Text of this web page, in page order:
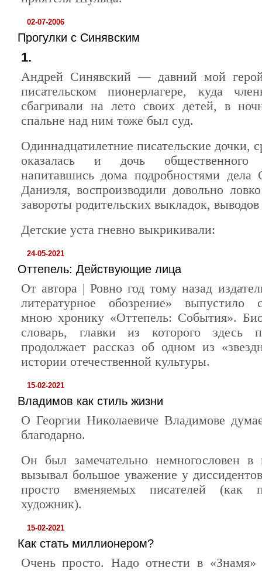
02-07-2006
Прогулки с Синявским
1.
Андрей Синявский — давний мой
писательском пионерлагере, куда
сбагривали на лето своих детей, в
спальне над ним тоже был суд.
Одиннадцатилетние писательские дочки,
оказалась и дочь общественного
напитавшись дома подробностями дела
Даниэля, воспроизводили довольно
завороты родительских выкладок,
Детские уста гневно выкрикивали:
24-05-2021
Оттепель: Действующие лица
От автора | Ровно год тому назад
литературное обозрение» выпустило
мною хронику «Оттепель: События».
словарь, главки из которого здесь
продолжает рассказ об одном из
истории отечественной культуры.
15-02-2021
Владимов как стиль жизни
О Георгии Николаевиче Владимове
благодарно.
Он был замечательно немногословен в
вызывал большое уважение у
просто вменяемых писателей (как
художник).
15-02-2021
Как стать миллионером?
Очень просто. Надо отнести в «Знамя»